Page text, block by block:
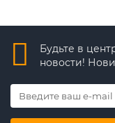
Будьте в
новости!